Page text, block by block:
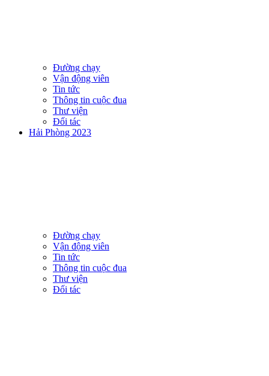
Đường chạy
Vận động viên
Tin tức
Thông tin cuộc đua
Thư viện
Đối tác
Hải Phòng 2023
Đường chạy
Vận động viên
Tin tức
Thông tin cuộc đua
Thư viện
Đối tác